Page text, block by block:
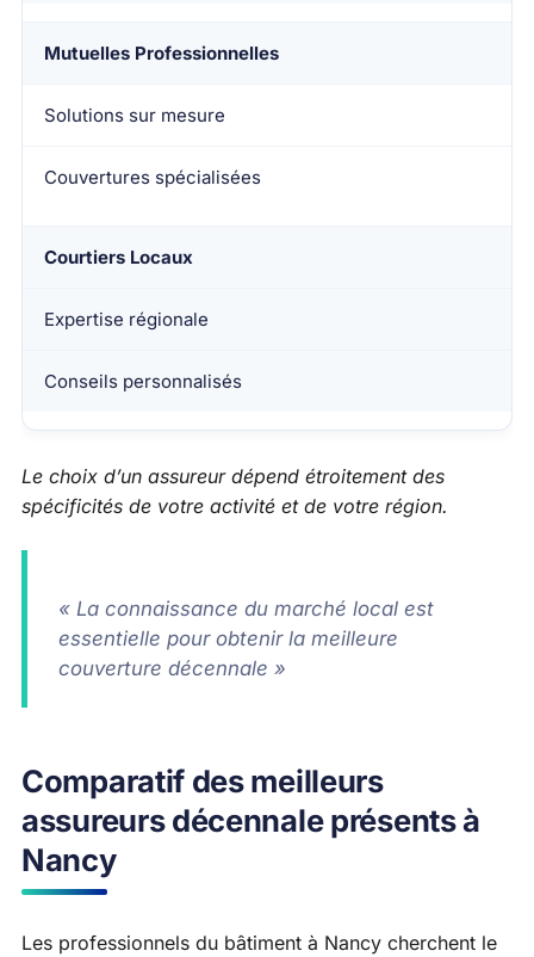
Mutuelles Professionnelles
Solutions sur mesure
Couvertures spécialisées
Courtiers Locaux
Expertise régionale
Conseils personnalisés
Le choix d’un assureur dépend étroitement des
spécificités de votre activité et de votre région.
« La connaissance du marché local est
essentielle pour obtenir la meilleure
couverture décennale »
Comparatif des meilleurs
assureurs décennale présents à
Nancy
Les professionnels du bâtiment à Nancy cherchent le